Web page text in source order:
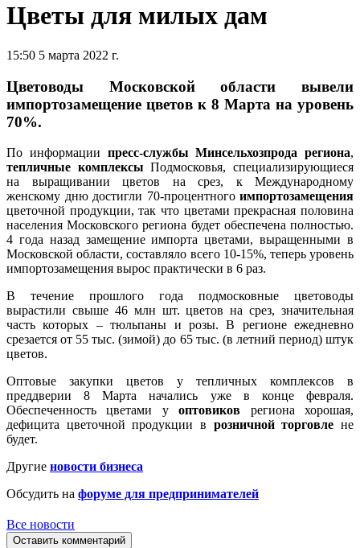
Цветы для милых дам
15:50 5 марта 2022 г.
Цветоводы Московской области вывели
импортозамещение цветов к 8 Марта на уровень
70%.
По информации пресс-службы Минсельхозпрода региона,
тепличные комплексы Подмосковья, специализирующиеся
на выращивании цветов на срез, к Международному
женскому дню достигли 70-процентного импортозамещения
цветочной продукции, так что цветами прекрасная половина
населения Московского региона будет обеспечена полностью.
4 года назад замещение импорта цветами, выращенными в
Московской области, составляло всего 10-15%, теперь уровень
импортозамещения вырос практически в 6 раз.
В течение прошлого года подмосковные цветоводы
вырастили свыше 46 млн шт. цветов на срез, значительная
часть которых – тюльпаны и розы. В регионе ежедневно
срезается от 55 тыс. (зимой) до 65 тыс. (в летний период) штук
цветов.
Оптовые закупки цветов у тепличных комплексов в
преддверии 8 Марта начались уже в конце февраля.
Обеспеченность цветами уоптовиков региона хорошая,
дефицита цветочной продукции в розничной торговле не
будет.
Другие новости бизнеса
Обсудить на форуме для предпринимателей
Все новости
Оставить комментарий